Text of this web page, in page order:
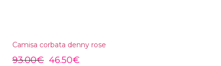
Camisa corbata denny rose
93.00€ 46.50€